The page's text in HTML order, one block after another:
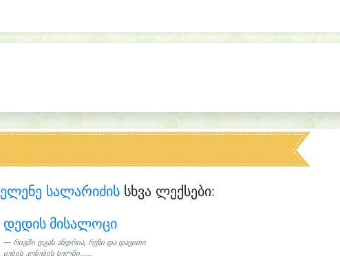
ელენე სალარიძისსხვა ლექსები:
დედის მისალოცი
რიგში დგას ანდრია, რეზი და დავითი
იების კონების ხელში......